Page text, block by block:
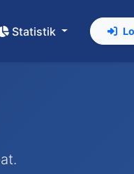
Statistik